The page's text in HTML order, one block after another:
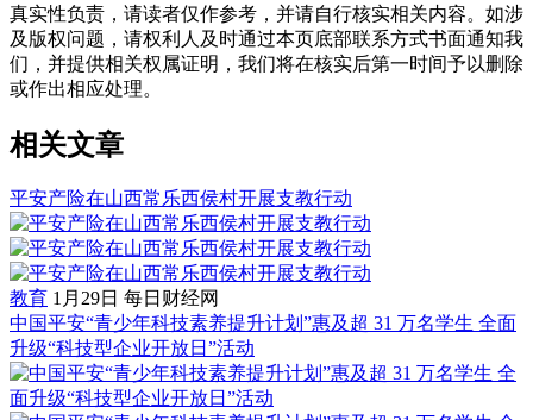
真实性负责，请读者仅作参考，并请自行核实相关内容。如涉
及版权问题，请权利人及时通过本页底部联系方式书面通知我
们，并提供相关权属证明，我们将在核实后第一时间予以删除
或作出相应处理。
相关文章
平安产险在山西常乐西侯村开展支教行动
教育 1月29日 每日财经网
中国平安“青少年科技素养提升计划”惠及超 31 万名学生 全面
升级“科技型企业开放日”活动